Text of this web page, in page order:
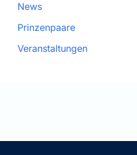
News
Prinzenpaare
Veranstaltungen